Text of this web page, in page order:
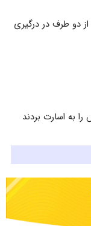
دو طرف در درگیری
به اسارت بردند